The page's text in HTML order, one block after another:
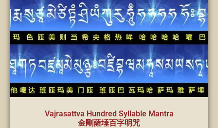
Vajrasattva Hundred Syllable Mantra
金剛薩埵百字明咒